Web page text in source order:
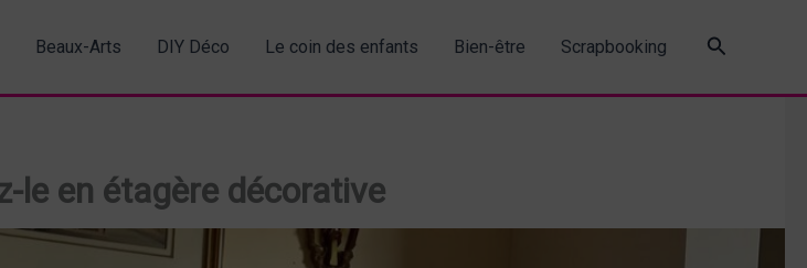
Beaux-Arts DIY Déco Le coin des enfants Bien-être Scrapbooking
le en étagère décorative